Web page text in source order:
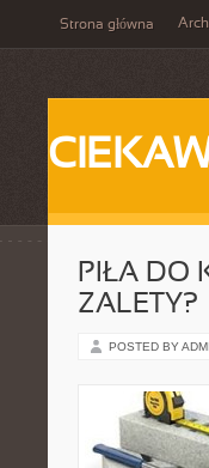
Strona główna
PIŁA DO
ZALETY?
POSTED BY